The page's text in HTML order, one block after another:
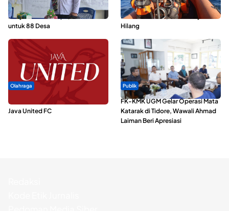
ABDESI Morotai Apresiasi
Penyaluran ADD Rp3,13 Miliar
untuk 88 Desa
Dua Longboat Bertabrakan di
Perairan Taliabu, Satu Nelayan
Hilang
Olahraga
Dari Malut United Berubah Jadi
Java United FC
Publik
FK-KMK UGM Gelar Operasi Mata
Katarak di Tidore, Wawali Ahmad
Laiman Beri Apresiasi